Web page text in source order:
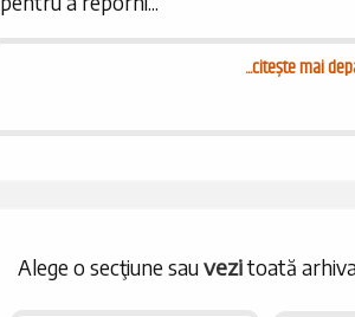
...citește mai
Alege o secţiune sauvezitoată